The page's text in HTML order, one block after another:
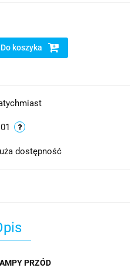
Do koszyka
dostępność
PRZÓD